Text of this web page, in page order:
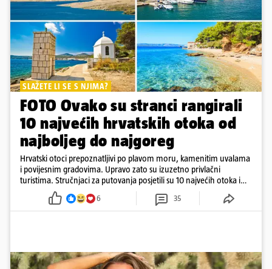
SLAŽETE LI SE S NJIMA?
FOTO Ovako su stranci rangirali
10 najvećih hrvatskih otoka od
najboljeg do najgoreg
Hrvatski otoci prepoznatljivi po plavom moru, kamenitim uvalama
i povijesnim gradovima. Upravo zato su izuzetno privlačni
turistima. Stručnjaci za putovanja posjetili su 10 najvećih otoka i
rangirali ih
6 35